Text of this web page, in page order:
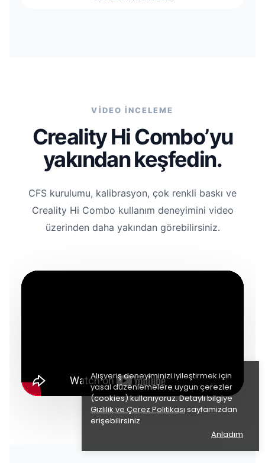
Alışveriş deneyiminizi iyileştirmek için
yasal düzenlemelere uygun çerezler
(cookies) kullanıyoruz. Detaylı bilgiye
Gizlilik ve Çerez Politikası sayfamızdan
erişebilirsiniz.
Anladım
VİDEO İNCELEME
Creality Hi Combo’yu
yakından keşfedin.
CFS kurulumu, kalibrasyon, çok renkli baskı ve
Creality Hi Combo kullanım deneyimini video
üzerinden daha yakından görebilirsiniz.